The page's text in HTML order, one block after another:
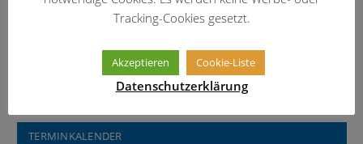
Widmann-Gymnasium
TERMINKALENDER
Tracking-Cookies gesetzt.
Akzeptieren Cookie-Liste
Datenschutzerklärung